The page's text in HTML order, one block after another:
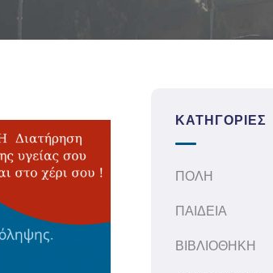
ΚΑΤΗΓΟΡΊΕΣ
ΠΟΛΗ
ΠΑΙΔΕΙΑ
ΒΙΒΛΙΟΘΗΚΗ